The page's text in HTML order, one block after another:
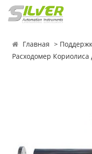
Главная
Расходомер Кориолиса